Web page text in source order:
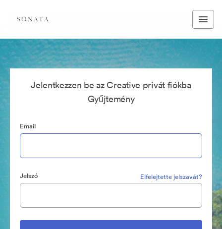
Jelentkezzen be az Creative privát fiókba
Gyűjtemény
Email
Jelszó Elfelejtette jelszavát?